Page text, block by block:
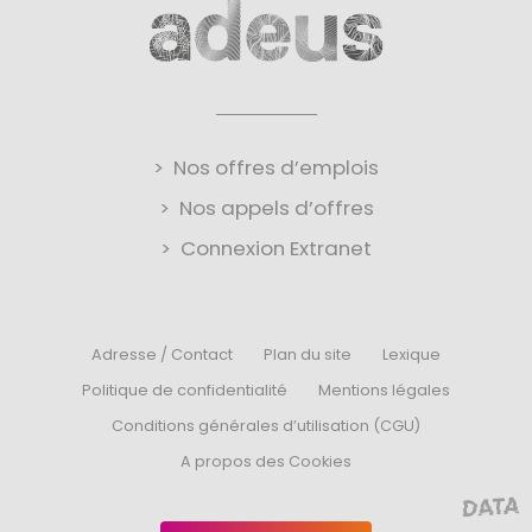
Nos offres d’emplois
Nos appels d’offres
Connexion Extranet
Adresse / Contact Plan du site
Lexique
Politique de confidentialité
Mentions légales
Conditions générales d’utilisation (CGU)
A propos des Cookies